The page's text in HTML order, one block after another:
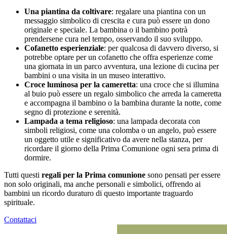
Una piantina da coltivare: regalare una piantina con un
messaggio simbolico di crescita e cura può essere un dono
originale e speciale. La bambina o il bambino potrà
prendersene cura nel tempo, osservando il suo sviluppo.
Cofanetto esperienziale: per qualcosa di davvero diverso, si
potrebbe optare per un cofanetto che offra esperienze come
una giornata in un parco avventura, una lezione di cucina per
bambini o una visita in un museo interattivo.
Croce luminosa per la cameretta: una croce che si illumina
al buio può essere un regalo simbolico che arreda la cameretta
e accompagna il bambino o la bambina durante la notte, come
segno di protezione e serenità.
Lampada a tema religioso: una lampada decorata con
simboli religiosi, come una colomba o un angelo, può essere
un oggetto utile e significativo da avere nella stanza, per
ricordare il giorno della Prima Comunione ogni sera prima di
dormire.
Tutti questi regali per la Prima comunione sono pensati per essere
non solo originali, ma anche personali e simbolici, offrendo ai
bambini un ricordo duraturo di questo importante traguardo
spirituale.
Contattaci